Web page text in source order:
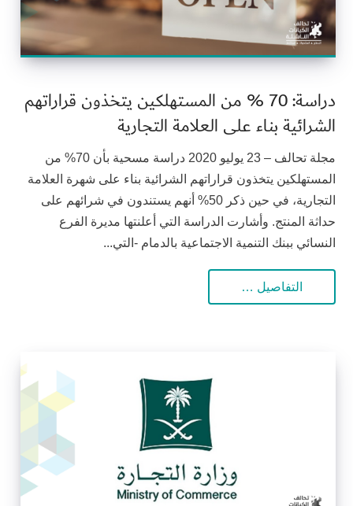
دراسة: 70 % من المستهلكين يتخذون قراراتهم
الشرائية بناء على العلامة التجارية
مجلة تحالف – 23 يوليو 2020 دراسة مسحية بأن 70% من
المستهلكين يتخذون قراراتهم الشرائية بناء على شهرة العلامة
التجارية، في حين ذكر 50% أنهم يستندون في شرائهم على
حداثة المنتج. وأشارت الدراسة التي أعلنتها مديرة الفرع
النسائي ببنك التنمية الاجتماعية بالدمام -التي...
التفاصيل …